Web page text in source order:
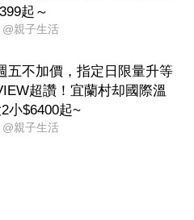
起～
親子生活
五不加價，指定日限量升等
超讚！宜蘭村却國際溫
小$6400起~
親子生活